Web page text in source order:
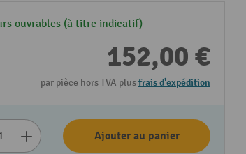
ouvrables (à titre indicatif)
152,00 €
par pièce hors TVA plusfrais d'expédition
Ajouter au panier